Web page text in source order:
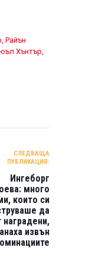
, Райън
Хънтър,
СЛЕДВАЩА
ПУБЛИКАЦИЯ:
Ингеборг
много
които си
да
наградени,
извън